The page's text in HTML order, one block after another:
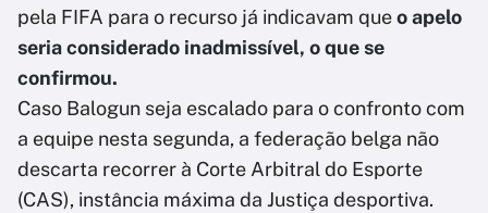
pela FIFA para o recurso já indicavam queo apelo
seria considerado inadmissível, o que se
confirmou.
Caso Balogun seja escalado para o confronto com
a equipe nesta segunda, a federação belga não
descarta recorrer à Corte Arbitral do Esporte
(CAS), instância máxima da Justiça desportiva.